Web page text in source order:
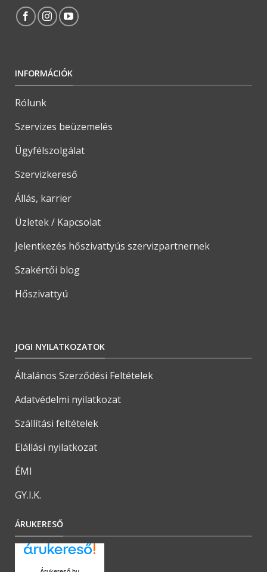
INFORMÁCIÓK
Rólunk
Szervizes beüzemelés
Ügyfélszolgálat
Szervizkereső
Állás, karrier
Üzletek / Kapcsolat
Jelentkezés hőszivattyús szervizpartnernek
Szakértői blog
Hőszivattyú
JOGI NYILATKOZATOK
Általános Szerződési Feltételek
Adatvédelmi nyilatkozat
Szállítási feltételek
Elállási nyilatkozat
ÉMI
GY.I.K.
ÁRUKERESŐ